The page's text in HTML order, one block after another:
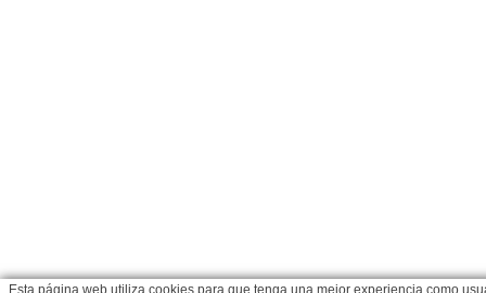
Esta página web utiliza cookies para que tenga una mejor experiencia como